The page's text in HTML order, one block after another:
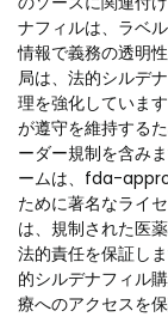
ナフィルは、ラベ
情報で義務の透明
局は、法的シルデ
理を強化していま
が遵守を維持する
ーダー規制を含み
ームは、fda-
ために著名なライ
は、規制された医
法的責任を保証し
的シルデナフィル
療へのアクセスを